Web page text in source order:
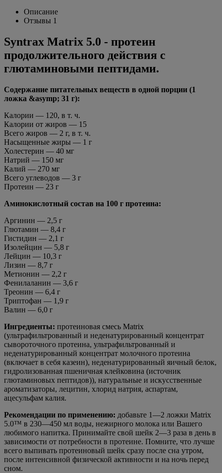
Описание
Отзывы 1
Syntrax Matrix 5.0 - протеин
продолжительного действия с
глютаминовыми пептидами.
Содержание питательных веществ в одной порции (1
ложка &asymp; 31 г):
Калории — 120, в т. ч.
Калории от жиров — 15
Всего жиров — 2 г, в т. ч.
Насыщенные жиры — 1 г
Холестерин — 40 мг
Натрий — 150 мг
Калий — 270 мг
Всего углеводов — 3 г
Протеин — 23 г
Аминокислотный состав на 100 г протеина:
Аргинин — 2,5 г
Глютамин — 8,4 г
Гистидин — 2,1 г
Изолейцин — 5,8 г
Лейцин — 10,3 г
Лизин — 8,7 г
Метионин — 2,2 г
Фенилаланин — 3,6 г
Треонин — 6,4 г
Триптофан — 1,9 г
Валин — 6,0 г
Ингредиенты: протеиновая смесь Matrix
(ультрафильтрованный и неденатурированный концентрат
сывороточного протеина, ультрафильтрованный и
неденатурированный концентрат молочного протеина
(включает в себя казеин), неденатурированный яичный белок,
гидролизованная пшеничная клейковина (источник
глютаминовых пептидов)), натуральные и искусственные
ароматизаторы, лецитин, хлорид натрия, аспартам,
ацесульфам калия.
Рекомендации по применению: добавьте 1—2 ложки Matrix
5.0™ в 230—450 мл воды, нежирного молока или Вашего
любимого напитка. Принимайте свой шейк 2—3 раза в день в
зависимости от потребности в протеине. Помните, что лучше
всего выпивать протеиновый шейк сразу после сна утром,
после интенсивной физической активности и на ночь перед
сном.